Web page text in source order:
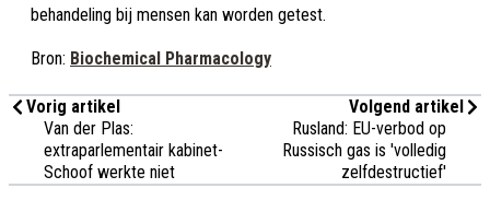
behandeling bij mensen kan worden getest.
Bron: Biochemical Pharmacology
Vorig artikel
Van der Plas:
extraparlementair kabinet-
Schoof werkte niet
Volgend artikel
Rusland: EU-verbod op
Russisch gas is 'volledig
zelfdestructief'